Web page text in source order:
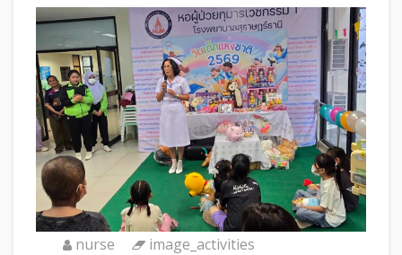
nurse image_activities